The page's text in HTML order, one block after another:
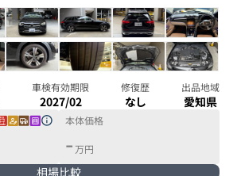
車検有効期限
2027/02
修復歴
なし
出品地域
愛知県
本体価格
- 万円
相場比較